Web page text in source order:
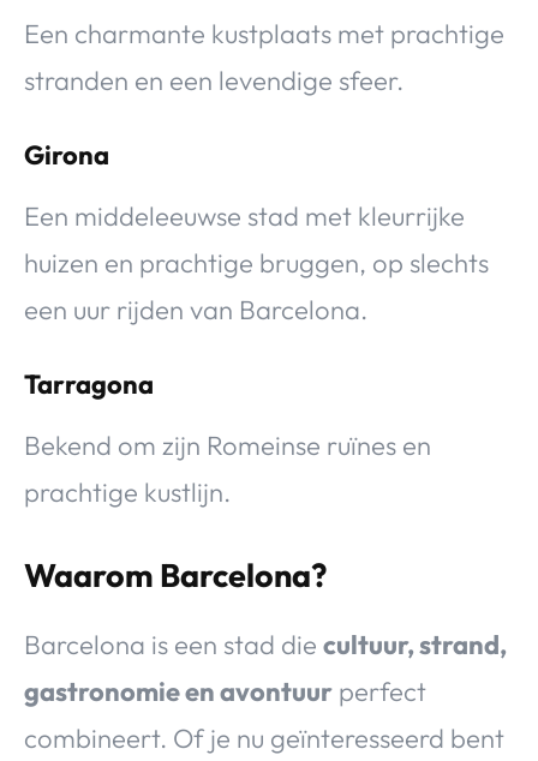
Een charmante kustplaats met prachtige
stranden en een levendige sfeer.
Girona
Een middeleeuwse stad met kleurrijke
huizen en prachtige bruggen, op slechts
een uur rijden van Barcelona.
Tarragona
Bekend om zijn Romeinse ruïnes en
prachtige kustlijn.
Waarom Barcelona?
Barcelona is een stad die cultuur, strand,
gastronomie en avontuur perfect
combineert. Of je nu geïnteresseerd bent